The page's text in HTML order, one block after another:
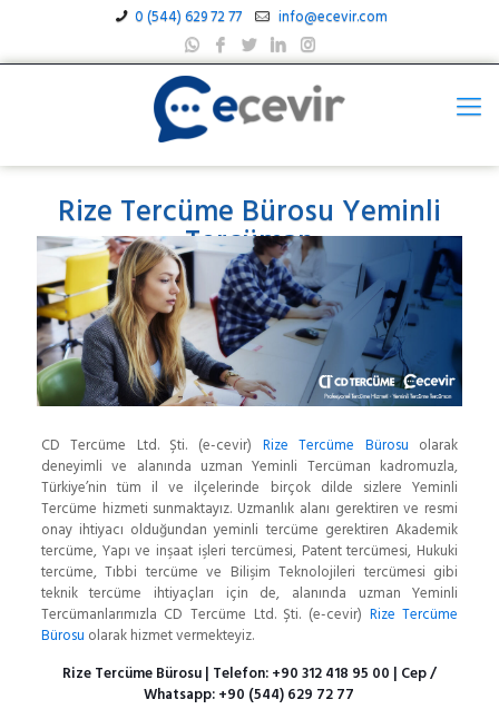
0 (544) 629 72 77 info@ecevir.com
Rize Tercüme Bürosu Yeminli
Tercüman
CD Tercüme Ltd. Şti. (e-cevir) Rize Tercüme Bürosu olarak
deneyimli ve alanında uzman Yeminli Tercüman kadromuzla,
Türkiye’nin tüm il ve ilçelerinde birçok dilde sizlere Yeminli
Tercüme hizmeti sunmaktayız. Uzmanlık alanı gerektiren ve resmi
onay ihtiyacı olduğundan yeminli tercüme gerektiren Akademik
tercüme, Yapı ve inşaat işleri tercümesi, Patent tercümesi, Hukuki
tercüme, Tıbbi tercüme ve Bilişim Teknolojileri tercümesi gibi
teknik tercüme ihtiyaçları için de, alanında uzman Yeminli
Tercümanlarımızla CD Tercüme Ltd. Şti. (e-cevir) Rize Tercüme
Bürosu olarak hizmet vermekteyiz.
Rize Tercüme Bürosu| Telefon:+90 312 418 95 00 | Cep /
Whatsapp:+90 (544) 629 72 77